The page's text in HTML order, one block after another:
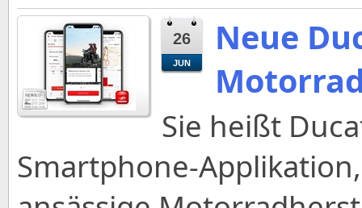
26
JUN
Neue
Sie heißt
Smartphone-